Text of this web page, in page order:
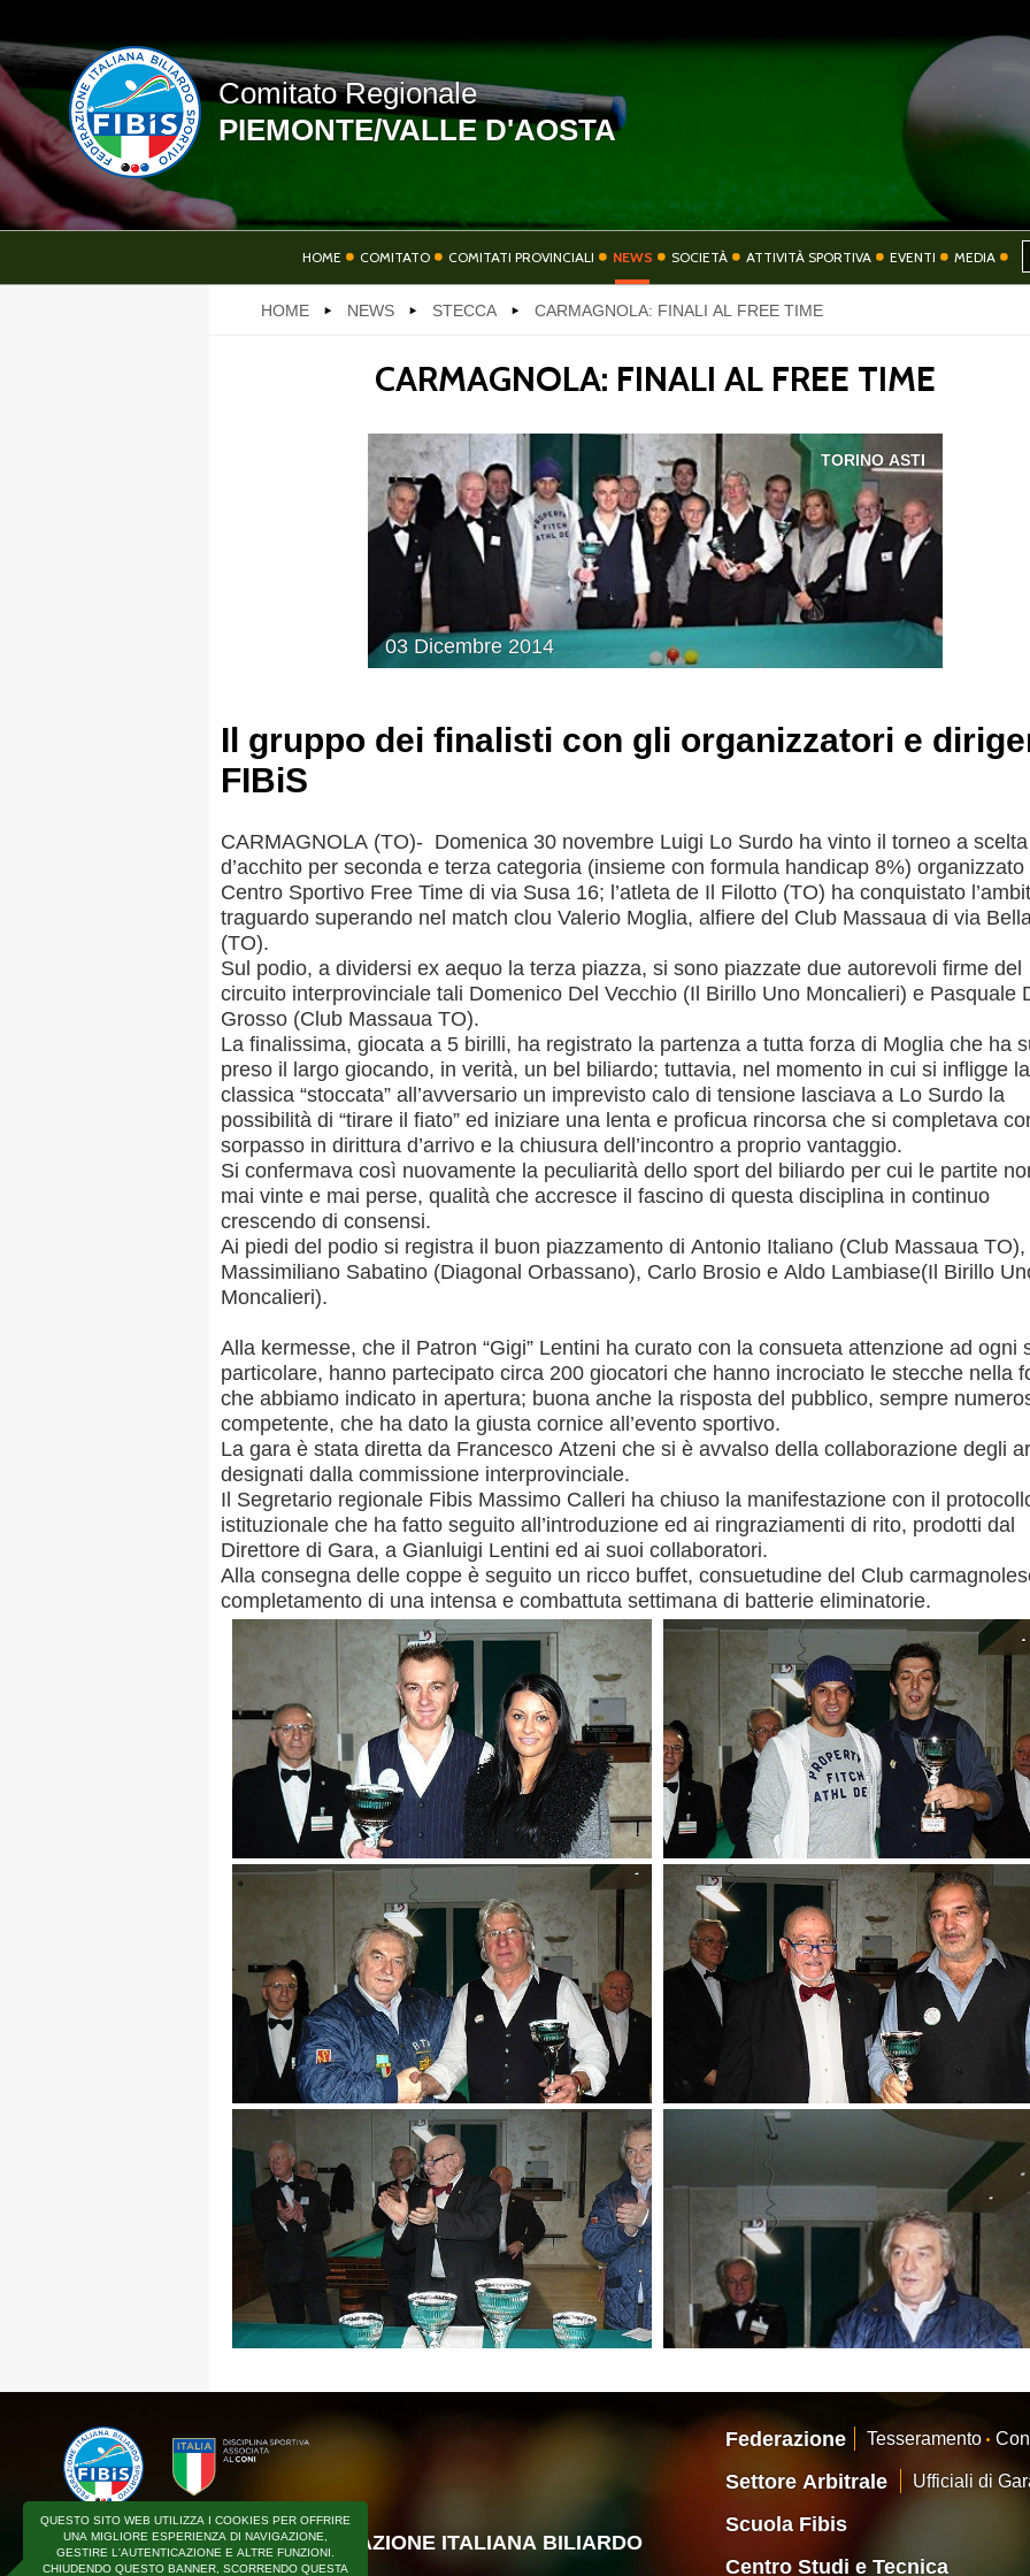
QUESTO SITO WEB UTILIZZA I COOKIES PER OFFRIRE
UNA MIGLIORE ESPERIENZA DI NAVIGAZIONE,
GESTIRE L'AUTENTICAZIONE E ALTRE FUNZIONI.
CHIUDENDO QUESTO BANNER, SCORRENDO QUESTA
LINK UTILI COMITATO
CONTATTI PRIVACY
Federazione Consiglio Federale Regolamenti
Scuola Fibis
Centro Studi e Tecnica
Regolamenti
Stecca Boccette Pockets Carambola
Comitato Regionale
PIEMONTE/VALLE D'AOSTA
HOME COMITATO COMITATI PROVINCIALI NEWS SOCIETÀ ATTIVITÀ SPORTIVA EVENTI MEDIA
HOME NEWS STECCA CARMAGNOLA: FINALI AL FREE TIME
CARMAGNOLA: FINALI AL FREE TIME
03 Dicembre 2014
TORINO ASTI
Il gruppo dei finalisti con gli organizzatori e
FIBiS
CARMAGNOLA (TO)- Domenica 30 novembre Luigi Lo Surdo ha vinto il torneo a scelta
d’acchito per seconda e terza categoria (insieme con formula handicap 8%) organizzato
Centro Sportivo Free Time di via Susa 16; l’atleta de Il Filotto (TO) ha conquistato
traguardo superando nel match clou Valerio Moglia, alfiere del Club Massaua di via
(TO).
Sul podio, a dividersi ex aequo la terza piazza, si sono piazzate due autorevoli firme del
circuito interprovinciale tali Domenico Del Vecchio (Il Birillo Uno Moncalieri) e Pasquale
Grosso (Club Massaua TO).
La finalissima, giocata a 5 birilli, ha registrato la partenza a tutta forza di Moglia che ha
preso il largo giocando, in verità, un bel biliardo; tuttavia, nel momento in cui si infligge la
classica “stoccata” all’avversario un imprevisto calo di tensione lasciava a Lo Surdo la
possibilità di “tirare il fiato” ed iniziare una lenta e proficua rincorsa che si completava
sorpasso in dirittura d’arrivo e la chiusura dell’incontro a proprio vantaggio.
Si confermava così nuovamente la peculiarità dello sport del biliardo per cui le partite
mai vinte e mai perse, qualità che accresce il fascino di questa disciplina in continuo
crescendo di consensi.
Ai piedi del podio si registra il buon piazzamento di Antonio Italiano (Club Massaua TO),
Massimiliano Sabatino (Diagonal Orbassano), Carlo Brosio e Aldo Lambiase(Il Birillo
Moncalieri).
Alla kermesse, che il Patron “Gigi” Lentini ha curato con la consueta attenzione ad ogni
particolare, hanno partecipato circa 200 giocatori che hanno incrociato le stecche nella
che abbiamo indicato in apertura; buona anche la risposta del pubblico, sempre
competente, che ha dato la giusta cornice all’evento sportivo.
La gara è stata diretta da Francesco Atzeni che si è avvalso della collaborazione degli
designati dalla commissione interprovinciale.
Il Segretario regionale Fibis Massimo Calleri ha chiuso la manifestazione con il
istituzionale che ha fatto seguito all’introduzione ed ai ringraziamenti di rito, prodotti dal
Direttore di Gara, a Gianluigi Lentini ed ai suoi collaboratori.
Alla consegna delle coppe è seguito un ricco buffet, consuetudine del Club
completamento di una intensa e combattuta settimana di batterie eliminatorie.
COPYRIGHT © F.I.BI.S - FEDERAZIONE ITALIANA BILIARDO
SPORTIVO
Federazione Tesseramento
Settore Arbitrale Ufficiali di
Scuola Fibis
Centro Studi e Tecnica